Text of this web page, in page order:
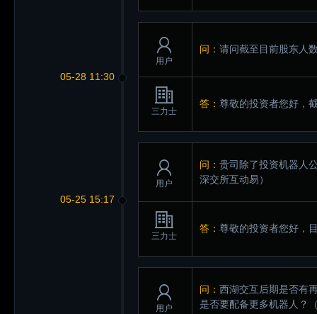
05-28 11:30
用户
问： 请问截至目前股东人
三力士
答： 尊敬的投资者您好，
05-25 15:17
用户
问： 贵司除了投资机器人
深交所互动易）
三力士
答： 尊敬的投资者您好，
用户
问： 西湖交互后期是否有
是否要配备更多机器人？